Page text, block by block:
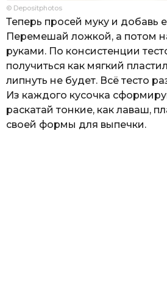
© Depositphotos
Теперь просей муку и добавь
Перемешай ложкой, а потом
руками. По консистенции
получиться как мягкий
липнуть не будет. Всё тесто
Из каждого кусочка
раскатай тонкие, как лаваш,
своей формы для выпечки.